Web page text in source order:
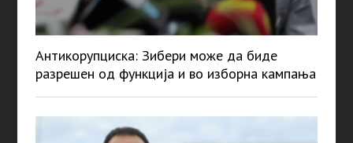
Антикорупциска: Зибери може да биде
разрешен од функција и во изборна кампања